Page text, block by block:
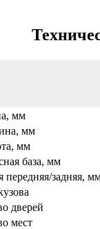
мм
мм
мм
база, мм
передняя/задняя,
дверей
мест